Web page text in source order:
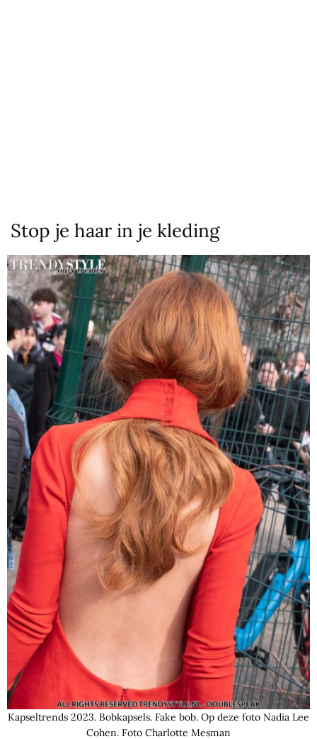
Stop je haar in je kleding
Kapseltrends 2023. Bobkapsels. Fake bob. Op deze foto Nadia Lee
Cohen. Foto Charlotte Mesman